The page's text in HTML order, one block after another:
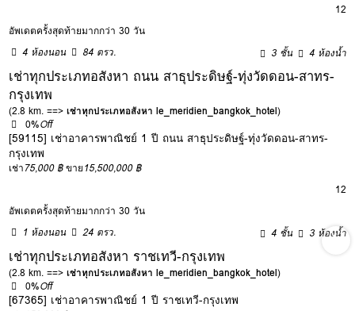
12
อัพเดตครั้งสุดท้ายมากกว่า 30 วัน
4 ห้องนอน
84 ตรว. 3 ชั้น 4 ห้องน้ำ
เช่าทุกประเภทอสังหา ถนน สาธุประดิษฐ์-ทุ่งวัดดอน-สาทร-
กรุงเทพ
(2.8 km. ==>เช่าทุกประเภทอสังหา le_meridien_bangkok_hotel)
0%Off
[59115] เช่าอาคารพาณิชย์ 1 ปี ถนน สาธุประดิษฐ์-ทุ่งวัดดอน-สาทร-
กรุงเทพ
เช่า75,000 ฿ ขาย15,500,000 ฿
12
อัพเดตครั้งสุดท้ายมากกว่า 30 วัน
1 ห้องนอน
24 ตรว. 4 ชั้น 3 ห้องน้ำ
เช่าทุกประเภทอสังหา ราชเทวี-กรุงเทพ
(2.8 km. ==>เช่าทุกประเภทอสังหา le_meridien_bangkok_hotel)
0%Off
[67365] เช่าอาคารพาณิชย์ 1 ปี ราชเทวี-กรุงเทพ